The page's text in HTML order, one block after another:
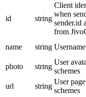
id string
Client
when
sender.id
from
name string Username
photo
string
User
schemes
url
string
User
schemes